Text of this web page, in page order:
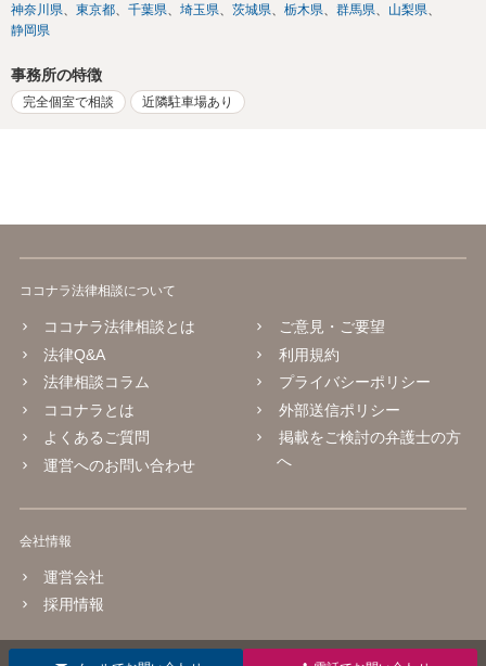
神奈川県 東京都 千葉県 埼玉県 茨城県 栃木県 群馬県
山梨県
静岡県
事務所の特徴
完全個室で相談 近隣駐車場あり
ココナラ法律相談について
ココナラ法律相談とは
法律Q&A
法律相談コラム
ココナラとは
よくあるご質問
運営へのお問い合わせ
ご意見・ご要望
利用規約
プライバシーポリシー
外部送信ポリシー
掲載をご検討の弁護士の方
へ
会社情報
運営会社
採用情報